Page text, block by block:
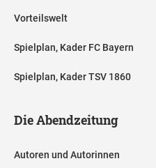
Vorteilswelt
Spielplan, Kader FC Bayern
Spielplan, Kader TSV 1860
Die Abendzeitung
Autoren und Autorinnen